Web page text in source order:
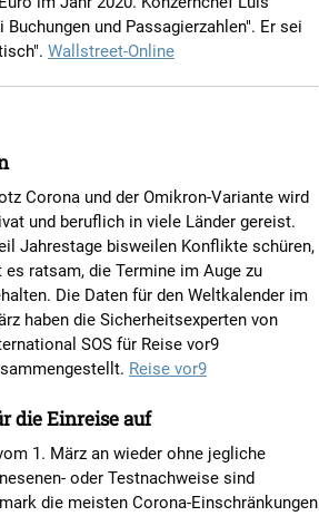
und Passagierzahlen". Er sei
Wallstreet-Online
Corona und der Omikron-Variante wird
und beruflich in viele Länder gereist.
Jahrestage bisweilen Konflikte schüren,
es ratsam, die Termine im Auge zu
Die Daten für den Weltkalender im
haben die Sicherheitsexperten von
SOS für Reise vor9
Reise vor9
die Einreise auf
1. März an wieder ohne jegliche
oder Testnachweise sind
die meisten Corona-Einschränkungen